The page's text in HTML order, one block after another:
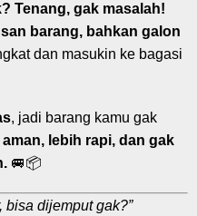
Tenang, gak masalah!
barang, bahkan galon
dan masukin ke bagasi
, jadi barang kamu gak
aman, lebih rapi, dan gak
🚐📦
bisa dijemput gak?”